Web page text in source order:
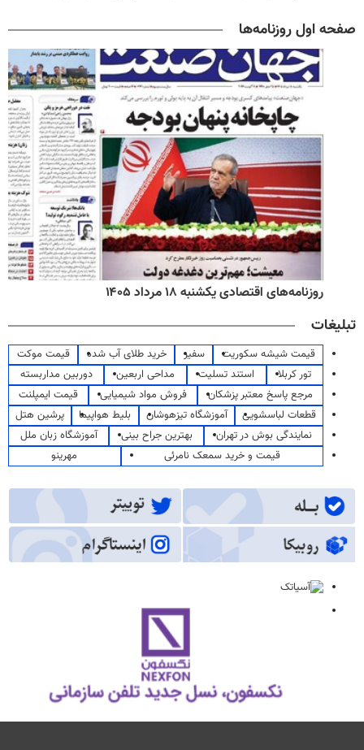
صفحه اول روزنامه‌ها
روزنامه‌های اقتصادی یکشنبه ۱۸ مرداد ۱۴۰۵
تبلیغات
قیمت شیشه سکوریت سفیر خرید طلای آب شده
قیمت موکت
تور کربلا
استند تسلیت مداحی اربعین
دوربین مداربسته
مرجع پاسخ معتبر پزشکان
فروش مواد شیمیایی
قیمت ایمپلنت
قطعات لباسشویی
آموزشگاه تیزهوشان بلیط هواپیما
پرشین هتل
نمایندگی بوش در تهران
بهترین جراح بینی
آموزشگاه زبان ملل
قیمت و خرید سمعک نامرئی
مهرینو